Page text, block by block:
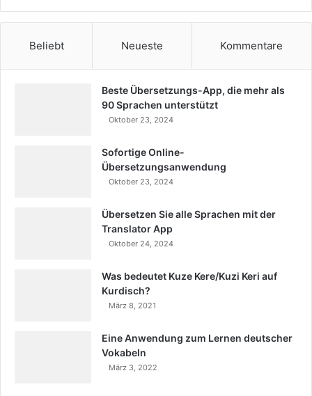
Beliebt Neueste Kommentare
Beste Übersetzungs-App, die mehr als
90 Sprachen unterstützt
Oktober 23, 2024
Sofortige Online-
Übersetzungsanwendung
Oktober 23, 2024
Übersetzen Sie alle Sprachen mit der
Translator App
Oktober 24, 2024
Was bedeutet Kuze Kere/Kuzi Keri auf
Kurdisch?
März 8, 2021
Eine Anwendung zum Lernen deutscher
Vokabeln
März 3, 2022